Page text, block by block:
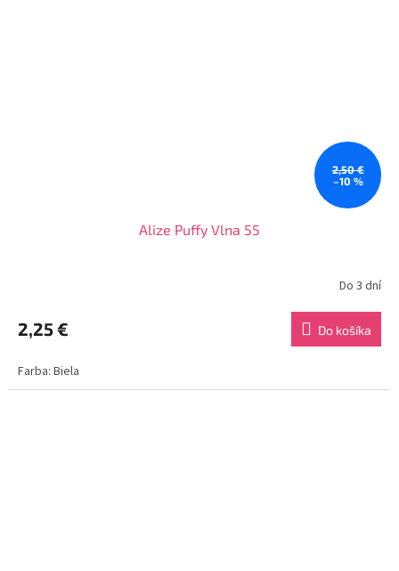
2,50 €
–10 %
Alize Puffy Vlna 55
Do 3 dní
2,25 € Do košíka
Farba: Biela